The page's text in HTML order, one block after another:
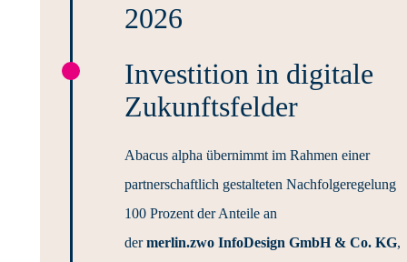
2026
Investition in digitale
Zukunftsfelder
Abacus alpha übernimmt im Rahmen einer
partnerschaftlich gestalteten Nachfolgeregelung
100 Prozent der Anteile an
dermerlin.zwo InfoDesign GmbH & Co. KG,